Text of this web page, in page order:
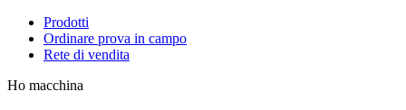
Prodotti
Ordinare prova in campo
Rete di vendita
Ho macchina